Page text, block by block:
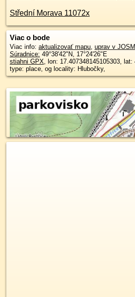
Střední Morava 11072x
Viac o bode
Viac info: aktualizovať mapu, uprav v
Súradnice: 49°38'42"N, 17°24'26"E
stiahni GPX, lon: 17.407348145105303, lat:
type: place, og locality: Hlubočky,